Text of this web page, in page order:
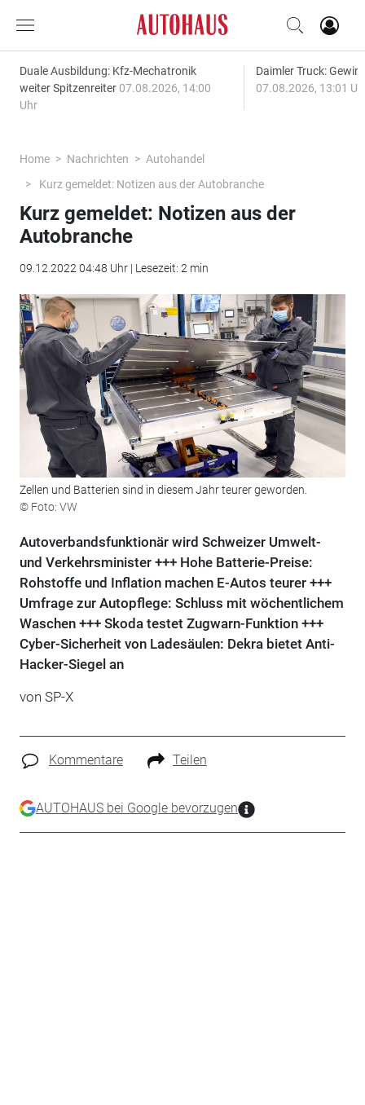
Duale Ausbildung: Kfz-Mechatronik
weiter Spitzenreiter 07.08.2026, 14:00
Uhr
Daimler Truck:
07.08.2026, 13:01
Home Nachrichten
Autohandel
Kurz gemeldet: Notizen aus der Autobranche
Kurz gemeldet: Notizen aus der
Autobranche
09.12.2022 04:48 Uhr | Lesezeit: 2 min
Zellen und Batterien sind in diesem Jahr teurer geworden.
© Foto: VW
Autoverbandsfunktionär wird Schweizer Umwelt-
und Verkehrsminister +++ Hohe Batterie-Preise:
Rohstoffe und Inflation machen E-Autos teurer +++
Umfrage zur Autopflege: Schluss mit wöchentlichem
Waschen +++ Skoda testet Zugwarn-Funktion +++
Cyber-Sicherheit von Ladesäulen: Dekra bietet Anti-
Hacker-Siegel an
von SP-X
Kommentare Teilen
AUTOHAUS bei Google bevorzugen